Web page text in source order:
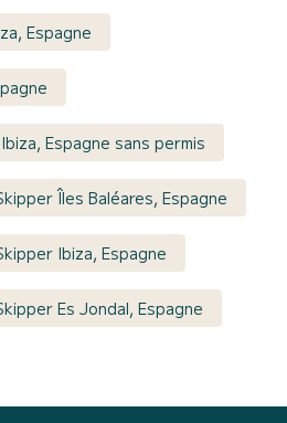
Espagne
Espagne sans permis
Îles Baléares, Espagne
Ibiza, Espagne
Es Jondal, Espagne